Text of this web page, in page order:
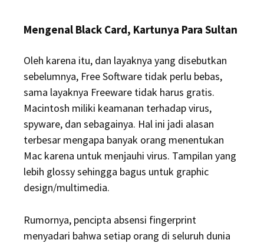
Mengenal Black Card, Kartunya Para Sultan
Oleh karena itu, dan layaknya yang disebutkan
sebelumnya, Free Software tidak perlu bebas,
sama layaknya Freeware tidak harus gratis.
Macintosh miliki keamanan terhadap virus,
spyware, dan sebagainya. Hal ini jadi alasan
terbesar mengapa banyak orang menentukan
Mac karena untuk menjauhi virus. Tampilan yang
lebih glossy sehingga bagus untuk graphic
design/multimedia.
Rumornya, pencipta absensi fingerprint
menyadari bahwa setiap orang di seluruh dunia